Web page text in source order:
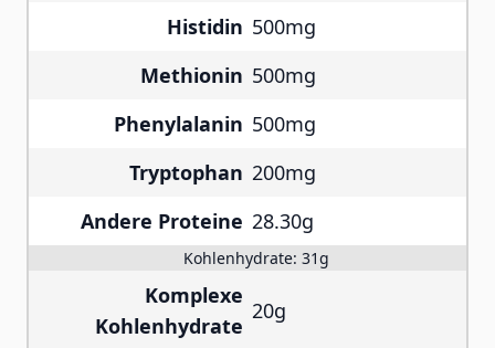
Histidin 500mg
Methionin 500mg
Phenylalanin 500mg
Tryptophan 200mg
Andere Proteine 28.30g
Kohlenhydrate: 31g
Komplexe
Kohlenhydrate
20g